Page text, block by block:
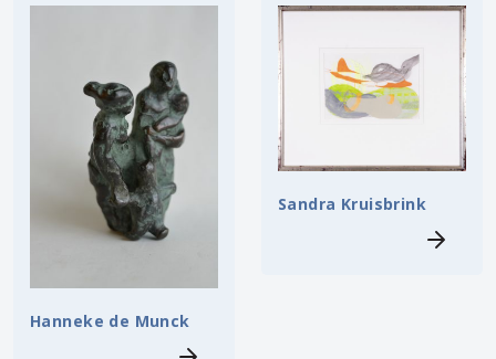
Hanneke de Munck
Sandra Kruisbrink